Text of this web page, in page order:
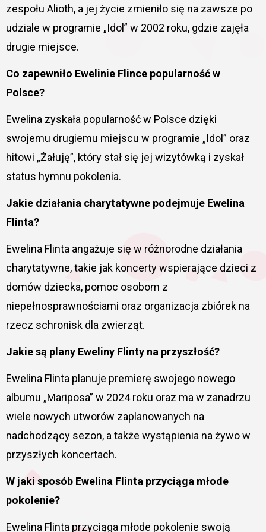
zespołu Alioth, a jej życie zmieniło się na zawsze po
udziale w programie „Idol” w 2002 roku, gdzie zajęła
drugie miejsce.
Co zapewniło Ewelinie Flince popularność w
Polsce?
Ewelina zyskała popularność w Polsce dzięki
swojemu drugiemu miejscu w programie „Idol” oraz
hitowi „Żałuję”, który stał się jej wizytówką i zyskał
status hymnu pokolenia.
Jakie działania charytatywne podejmuje Ewelina
Flinta?
Ewelina Flinta angażuje się w różnorodne działania
charytatywne, takie jak koncerty wspierające dzieci z
domów dziecka, pomoc osobom z
niepełnosprawnościami oraz organizacja zbiórek na
rzecz schronisk dla zwierząt.
Jakie są plany Eweliny Flinty na przyszłość?
Ewelina Flinta planuje premierę swojego nowego
albumu „Mariposa” w 2024 roku oraz ma w zanadrzu
wiele nowych utworów zaplanowanych na
nadchodzący sezon, a także wystąpienia na żywo w
przyszłych koncertach.
W jaki sposób Ewelina Flinta przyciąga młode
pokolenie?
Ewelina Flinta przyciąga młode pokolenie swoją